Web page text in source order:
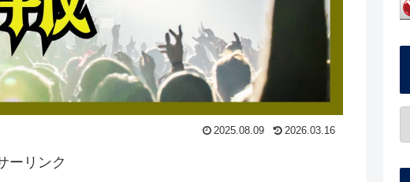
2025.08.09 2026.03.16
ーリンク